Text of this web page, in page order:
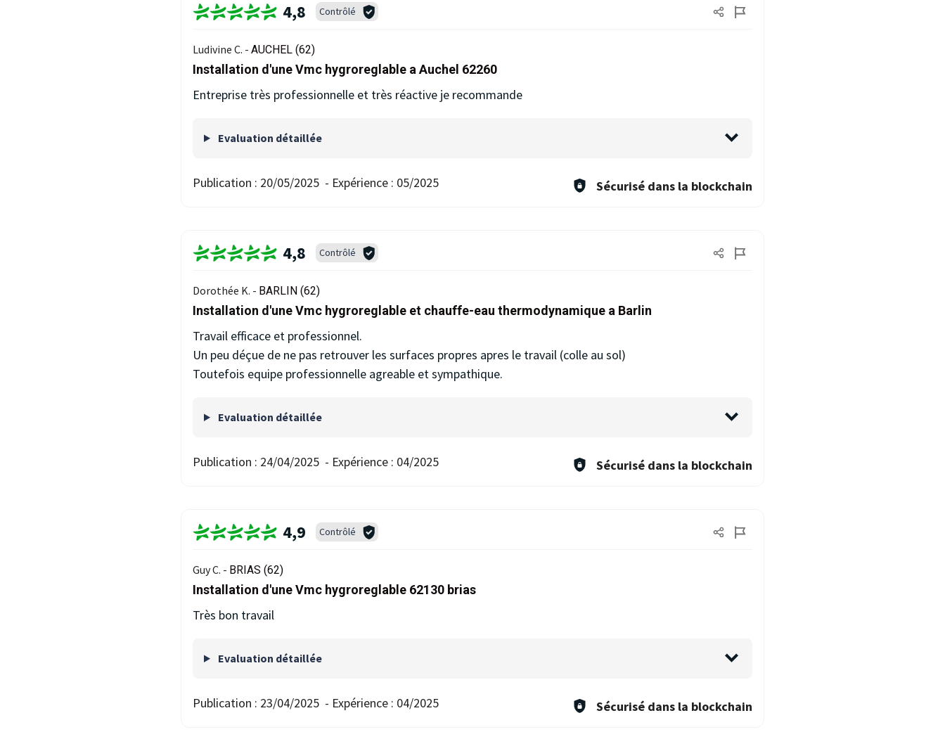
4,8 Contrôlé
Ludivine C. - AUCHEL (62)
Installation d'une Vmc hygroreglable a Auchel 62260
Entreprise très professionnelle et très réactive je recommande
Evaluation détaillée
Publication : 20/05/2025 - Expérience : 05/2025 Sécurisé dans la blockchain
4,8 Contrôlé
Dorothée K. - BARLIN (62)
Installation d'une Vmc hygroreglable et chauffe-eau thermodynamique a Barlin
Travail efficace et professionnel.
Un peu déçue de ne pas retrouver les surfaces propres apres le travail (colle au sol)
Toutefois equipe professionnelle agreable et sympathique.
Evaluation détaillée
Publication : 24/04/2025 - Expérience : 04/2025 Sécurisé dans la blockchain
4,9 Contrôlé
Guy C. - BRIAS (62)
Installation d'une Vmc hygroreglable 62130 brias
Très bon travail
Evaluation détaillée
Publication : 23/04/2025 - Expérience : 04/2025 Sécurisé dans la blockchain